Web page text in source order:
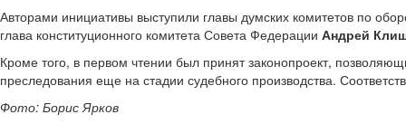
Авторами инициативы выступили главы думских комитетов по
глава конституционного комитета Совета Федерации Андрей
Кроме того, в первом чтении был принят законопроект,
преследования еще на стадии судебного производства.
Фото: Борис Ярков